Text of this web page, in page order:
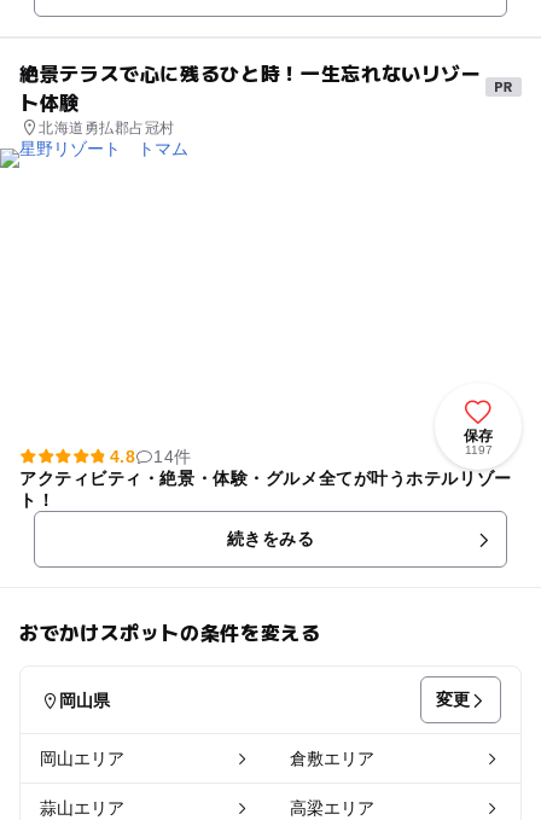
絶景テラスで心に残るひと時！一生忘れないリゾー
ト体験
北海道勇払郡占冠村
保存
1197
4.8
14件
アクティビティ・絶景・体験・グルメ全てが叶うホテルリゾー
ト！
続きをみる
おでかけスポットの条件を変える
岡山県 変更
岡山エリア 倉敷エリア
蒜山エリア 高梁エリア